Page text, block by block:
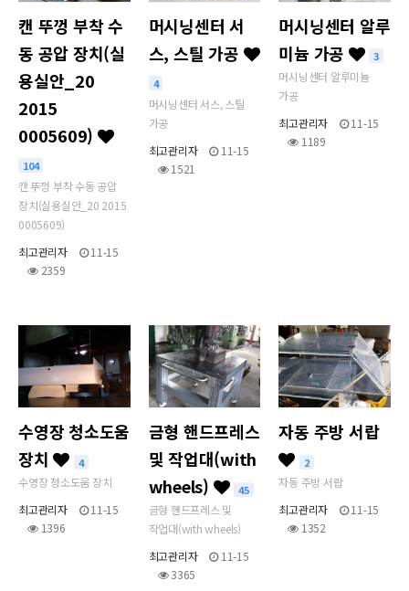
캔 뚜껑 부착 수
동 공압 장치(실
용실안_20
2015
0005609)
104
캔 뚜껑 부착 수동 공압
장치(실용실안_20 2015
0005609)
최고관리자
11-15
2359
머시닝센터 서
스, 스틸 가공
4
머시닝센터 서스, 스틸
가공
최고관리자
11-15
1521
머시닝센터 알루
미늄 가공
3
머시닝센터 알루미늄
가공
최고관리자
11-15
1189
수영장 청소도움
장치
4
수영장 청소도움 장치
최고관리자
11-15
1396
금형 핸드프레스
및 작업대(with
wheels)
45
금형 핸드프레스 및
작업대(with wheels)
최고관리자
11-15
3365
자동 주방 서랍
2
자동 주방 서랍
최고관리자
11-15
1352